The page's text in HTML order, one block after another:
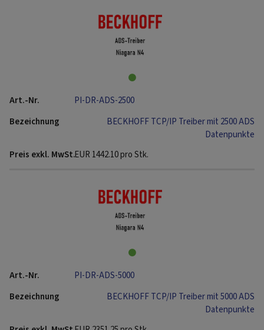
PI-DR-ADS-2500
BECKHOFF TCP/IP Treiber mit 2500 ADS
Datenpunkte
EUR 1442.10pro Stk.
PI-DR-ADS-5000
BECKHOFF TCP/IP Treiber mit 5000 ADS
Datenpunkte